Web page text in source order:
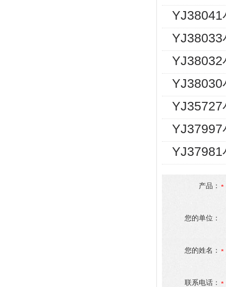
YJ38041
YJ38033
YJ38032
YJ38030
YJ35727
YJ37997
YJ37981
产品：
您的单位：
您的姓名：
联系电话：